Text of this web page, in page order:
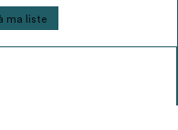
ma liste